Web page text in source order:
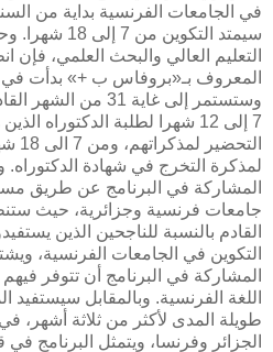
في الجامعات الفرنسية بداية من
سيمتد التكوين من إلى شهرا .
التعليم
العالي والبحث العلمي، فإن
المعروف بـ«بروفاس ب +» بدأت في
وستستمر
إلى غاية من الشهر
7 إلى شهرا لطلبة الدكتوراه الذين
التحضير لمذكراتهم، ومن الى
لمذكرة التخرج في شهادة الدكتوراه.
المشاركة في البرنامج عن طريق
جامعات فرنسية وجزائرية، حيث
القادم بالنسبة للناجحين الذين
التكوين في الجامعات الفرنسية،
المشاركة في البرنامج أن تتوفر فيهم
اللغة الفرنسية. وبالمقابل سيستفيد
طويلة المدى لأكثر من ثلاثة أشهر، في
الجزائر وفرنسا، ويتمثل البرنامج في